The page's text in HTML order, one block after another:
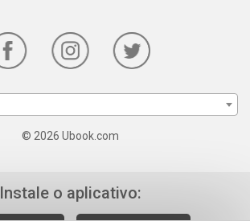
© 2026 Ubook.com
Instale o aplicativo: